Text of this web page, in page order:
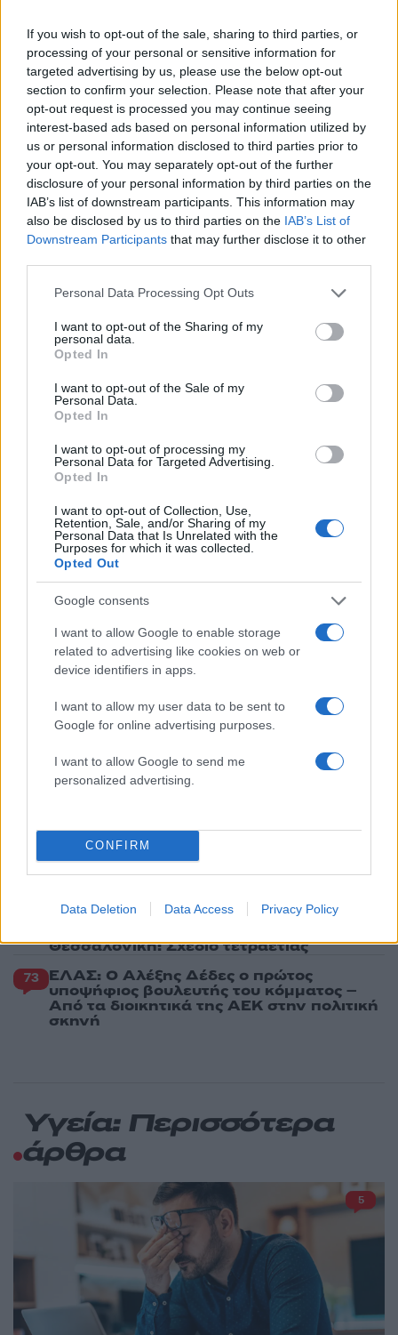
If you wish to opt-out of the sale, sharing to third parties, or
processing of your personal or sensitive information for
targeted advertising by us, please use the below opt-out
section to confirm your selection. Please note that after your
opt-out request is processed you may continue seeing
interest-based ads based on personal information utilized by
us or personal information disclosed to third parties prior to
your opt-out. You may separately opt-out of the further
disclosure of your personal information by third parties on the
IAB’s list of downstream participants. This information may
also be disclosed by us to third parties on the IAB’s List of
Downstream Participants that may further disclose it to other
Please note that this website/app uses one or more Google
not limited to your visit or usage behaviour. You may click to
grant or deny consent to Google and its third-party tags to
use your data for below specified purposes in below Google
consent section.
Personal Data Processing Opt Outs
I want to opt-out of the Sharing of my
personal data.
Opted In
I want to opt-out of the Sale of my
Personal Data.
Opted In
I want to opt-out of processing my
Personal Data for Targeted Advertising.
Opted In
I want to opt-out of Collection, Use,
Retention, Sale, and/or Sharing of my
Personal Data that Is Unrelated with the
Purposes for which it was collected.
Opted Out
Google consents
I want to allow Google to enable storage
related to advertising like cookies on web or
device identifiers in apps.
I want to allow my user data to be sent to
Google for online advertising purposes.
I want to allow Google to send me
personalized advertising.
CONFIRM
Data Deletion Data Access Privacy Policy
Share:
Ακολουθήστε το Νewsit.gr στο Google Newsκαι
ενημερωθείτε πρώτοι για όλη την ειδησεογραφία και τα
τελευταία νέα της ημέρας
Πιο δημοφιλή
Νίκα κάνουν διακοπές με πολυτελές γιοτ
Ελίζαμπεθ Ελέτσι και Νεκτάριος Λεμονίδης
πήγαν στον Άγιο Νεκτάριο Βούλας για να
πάρουν την ευχή για τον γιο τους
Ηφαίστειο Σαντορίνης: Ένας 15χρονος που
δεν πρόλαβε να ξεφύγει από το τσουνάμι
μπορεί να αλλάξει τη χρονολογία της
προϊστορικής έκρηξης
Παρκαδόρος στο Ελαφονήσι συνελήφθη
για έβδομη φορά - Τον «τσάκωσαν»
αστυνομικοί που προσποιήθηκαν τους
τουρίστες
«Φιάσκο» στη Μαδέιρα με το γάμο του
Κριστιάνο Ρονάλντο: Χιλιάδες άνθρωποι
πήγαν σε λάθος εκκλησία και προκάλεσαν
το γέλιο στον Πορτογάλο
Πιο σχολιασμένα
για τη Δημοκρατία: «Καρυστιανού,
Γρατσία και Γαλανός μετέτρεψαν το
κίνημα σε φοβικό αρχηγικό κόμμα»
Στην Κρήτη ο Κυριάκος Μητσοτάκης,
συνεχίζει τις ολιγοήμερες διακοπές του –
90 Απίστευτο κι όμως αληθινό -
Aναστέλλονται τα τακτικά ραντεβού του
αγγειοχειρουργού του νοσοκομείου
Χανίων επειδή κλάπηκε το μηχανάκι του
Το οικονομικό πρόγραμμα της ΕΛΑΣ που
Θεσσαλονίκη: Σχέδιο τετραετίας
73 ΕΛΑΣ: Ο Αλέξης Δέδες ο πρώτος
υποψήφιος βουλευτής του κόμματος –
Από τα διοικητικά της ΑΕΚ στην πολιτική
σκηνή
Υγεία: Περισσότερα
άρθρα
5